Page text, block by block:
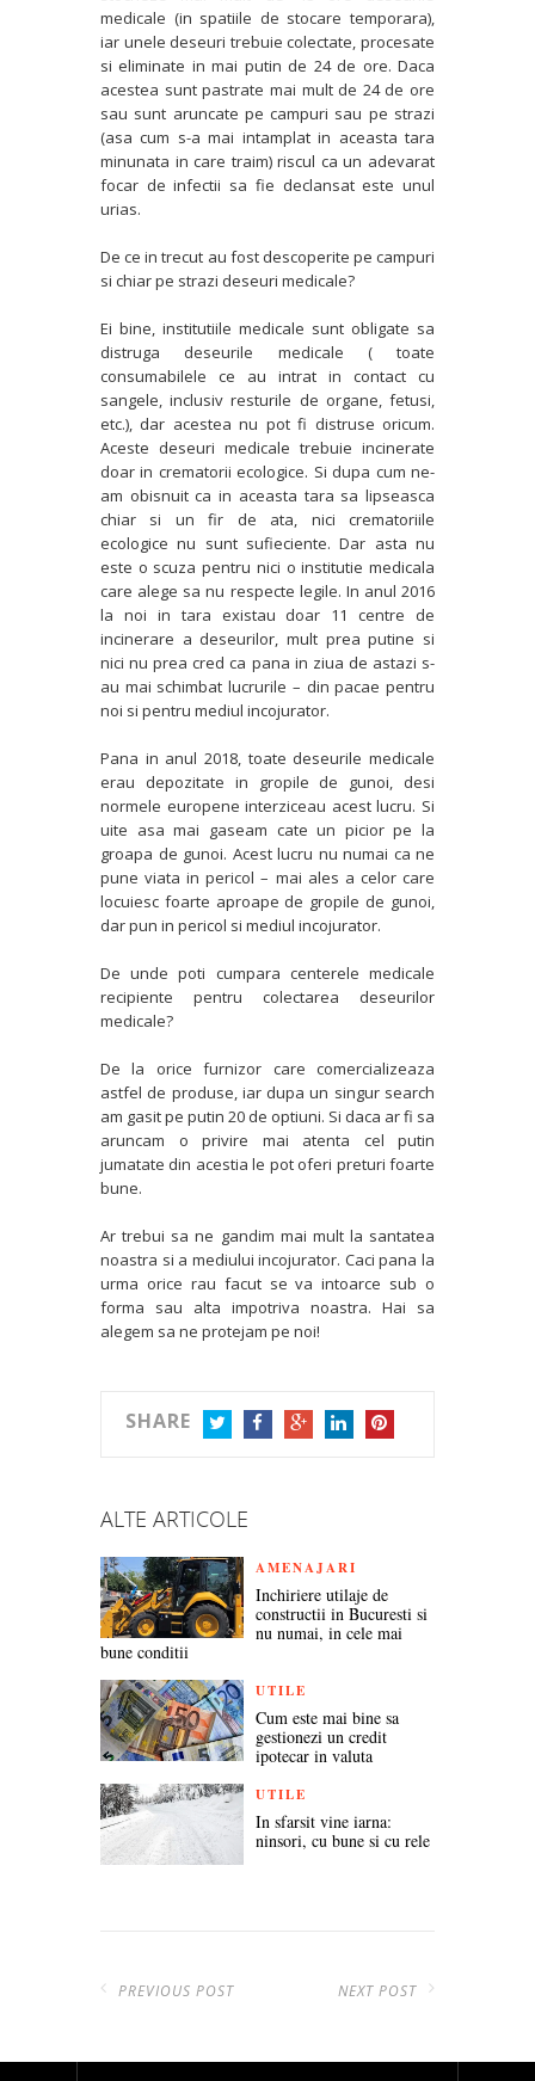
medicale (in spatiile de stocare temporara),
iar unele deseuri trebuie colectate, procesate
si eliminate in mai putin de 24 de ore. Daca
acestea sunt pastrate mai mult de 24 de ore
sau sunt aruncate pe campuri sau pe strazi
(asa cum s-a mai intamplat in aceasta tara
minunata in care traim) riscul ca un adevarat
focar de infectii sa fie declansat este unul
urias.
De ce in trecut au fost descoperite pe campuri
si chiar pe strazi deseuri medicale?
Ei bine, institutiile medicale sunt obligate sa
distruga deseurile medicale ( toate
consumabilele ce au intrat in contact cu
sangele, inclusiv resturile de organe, fetusi,
etc.), dar acestea nu pot fi distruse oricum.
Aceste deseuri medicale trebuie incinerate
doar in crematorii ecologice. Si dupa cum ne-
am obisnuit ca in aceasta tara sa lipseasca
chiar si un fir de ata, nici crematoriile
ecologice nu sunt sufieciente. Dar asta nu
este o scuza pentru nici o institutie medicala
care alege sa nu respecte legile. In anul 2016
la noi in tara existau doar 11 centre de
incinerare a deseurilor, mult prea putine si
nici nu prea cred ca pana in ziua de astazi s-
au mai schimbat lucrurile – din pacae pentru
noi si pentru mediul incojurator.
Pana in anul 2018, toate deseurile medicale
erau depozitate in gropile de gunoi, desi
normele europene interziceau acest lucru. Si
uite asa mai gaseam cate un picior pe la
groapa de gunoi. Acest lucru nu numai ca ne
pune viata in pericol – mai ales a celor care
locuiesc foarte aproape de gropile de gunoi,
dar pun in pericol si mediul incojurator.
De unde poti cumpara centerele medicale
recipiente pentru colectarea deseurilor
medicale?
De la orice furnizor care comercializeaza
astfel de produse, iar dupa un singur search
am gasit pe putin 20 de optiuni. Si daca ar fi sa
aruncam o privire mai atenta cel putin
jumatate din acestia le pot oferi preturi foarte
bune.
Ar trebui sa ne gandim mai mult la santatea
noastra si a mediului incojurator. Caci pana la
urma orice rau facut se va intoarce sub o
forma sau alta impotriva noastra. Hai sa
alegem sa ne protejam pe noi!
SHARE
ALTE ARTICOLE
AMENAJARI
Inchiriere utilaje de
constructii in Bucuresti si
nu numai, in cele mai
bune conditii
UTILE
Cum este mai bine sa
gestionezi un credit
ipotecar in valuta
UTILE
In sfarsit vine iarna:
ninsori, cu bune si cu rele
PREVIOUS POST NEXT POST